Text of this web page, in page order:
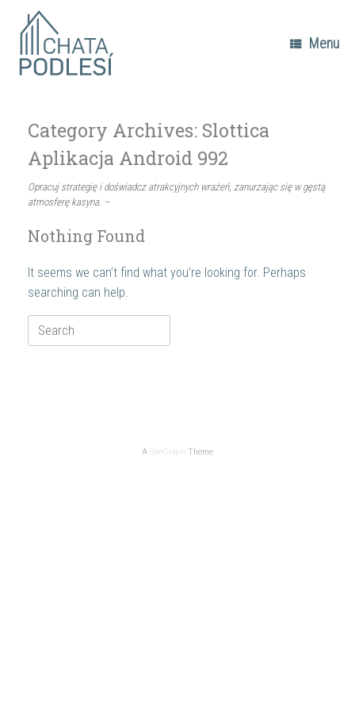
content
Menu
Category Archives: Slottica
Aplikacja Android 992
Opracuj strategię i doświadcz atrakcyjnych wrażeń, zanurzając się w gęstą
atmosferę kasyna. –
Nothing Found
It seems we can’t find what you’re looking for. Perhaps
searching can help.
Search
for:
A SiteOrigin Theme